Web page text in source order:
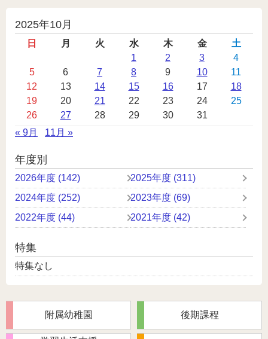
投
2025年10月
日 月 火 水 木 金
土
1
2 3
4
5
6 7 8 9 10
11
12
13 14 15 16 17
18
19
20 21 22 23 24
25
26
27 28 29 30
31
« 9月
11月 »
年度別
2026年度 (142)
2025年度 (311)
2024年度 (252)
2023年度 (69)
2022年度 (44)
2021年度 (42)
特集
特集なし
附属幼稚園 後期課程